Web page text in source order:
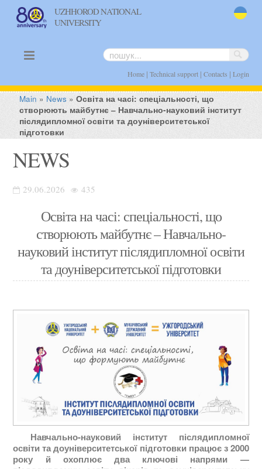
UZHHOROD NATIONAL
UNIVERSITY
Home| Technical support| Contacts | Login
Main » News »Освіта на часі: спеціальності, що
створюють майбутнє – Навчально-науковий інститут
післядипломної освіти та доуніверситетської
підготовки
NEWS
29.06.2026 435
Освіта на часі: спеціальності, що
створюють майбутнє – Навчально-
науковий інститут післядипломної освіти
та доуніверситетської підготовки
Навчально-науковий інститут післядипломної
освіти та доуніверситетської підготовки працює з 2000
року й охоплює два ключові напрями —